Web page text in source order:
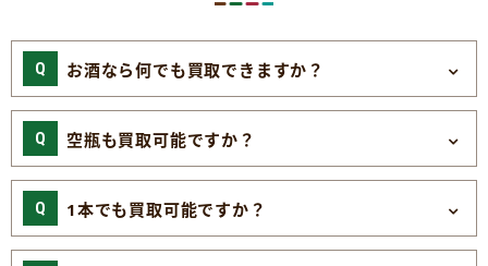
お酒なら何でも買取できますか？
空瓶も買取可能ですか？
1本でも買取可能ですか？